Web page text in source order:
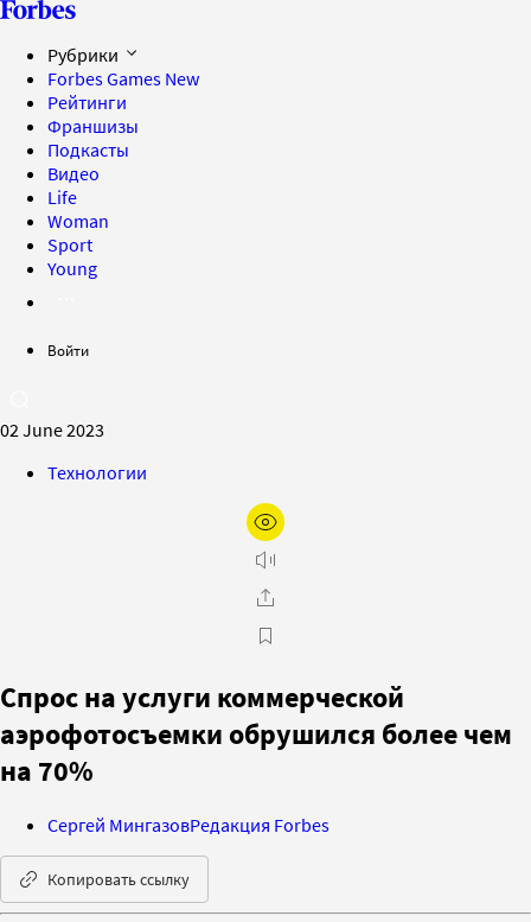
Рубрики
Forbes Games New
Рейтинги
Франшизы
Подкасты
Видео
Life
Woman
Sport
Young
Войти
02 June 2023
Технологии
Спрос на услуги коммерческой
аэрофотосъемки обрушился более чем
на 70%
Сергей МингазовРедакция Forbes
Копировать ссылку